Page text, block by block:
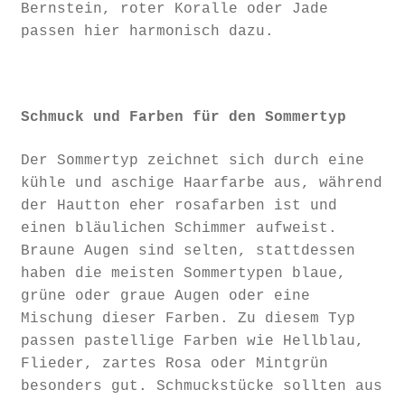
Bernstein, roter Koralle oder Jade
passen hier harmonisch dazu.
Schmuck und Farben für den Sommertyp
Der Sommertyp zeichnet sich durch eine
kühle und aschige Haarfarbe aus, während
der Hautton eher rosafarben ist und
einen bläulichen Schimmer aufweist.
Braune Augen sind selten, stattdessen
haben die meisten Sommertypen blaue,
grüne oder graue Augen oder eine
Mischung dieser Farben. Zu diesem Typ
passen pastellige Farben wie Hellblau,
Flieder, zartes Rosa oder Mintgrün
besonders gut. Schmuckstücke sollten aus